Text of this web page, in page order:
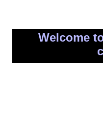
Welcome